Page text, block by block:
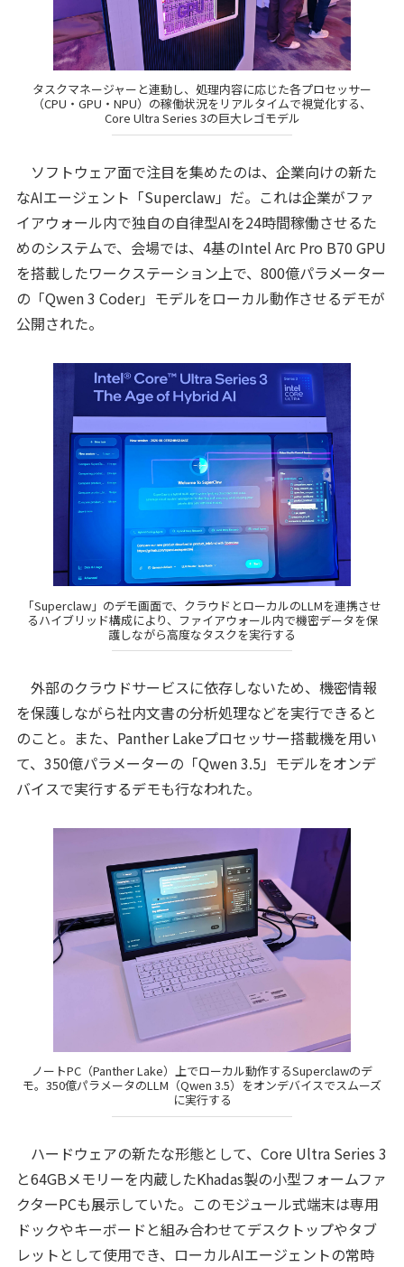
タスクマネージャーと連動し、処理内容に応じた各プロセッサー
（CPU・GPU・NPU）の稼働状況をリアルタイムで視覚化する、
Core Ultra Series 3の巨大レゴモデル
ソフトウェア面で注目を集めたのは、企業向けの新た
なAIエージェント「Superclaw」だ。これは企業がファ
イアウォール内で独自の自律型AIを24時間稼働させるた
めのシステムで、会場では、4基のIntel Arc Pro B70 GPU
を搭載したワークステーション上で、800億パラメーター
の「Qwen 3 Coder」モデルをローカル動作させるデモが
公開された。
「Superclaw」のデモ画面で、クラウドとローカルのLLMを連携させ
るハイブリッド構成により、ファイアウォール内で機密データを保
護しながら高度なタスクを実行する
外部のクラウドサービスに依存しないため、機密情報
を保護しながら社内文書の分析処理などを実行できると
のこと。また、Panther Lakeプロセッサー搭載機を用い
て、350億パラメーターの「Qwen 3.5」モデルをオンデ
バイスで実行するデモも行なわれた。
ノートPC（Panther Lake）上でローカル動作するSuperclawのデ
モ。350億パラメータのLLM（Qwen 3.5）をオンデバイスでスムーズ
に実行する
ハードウェアの新たな形態として、Core Ultra Series 3
と64GBメモリーを内蔵したKhadas製の小型フォームファ
クターPCも展示していた。このモジュール式端末は専用
ドックやキーボードと組み合わせてデスクトップやタブ
レットとして使用でき、ローカルAIエージェントの常時